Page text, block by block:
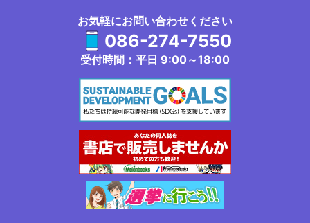
お気軽にお問い合わせください
086-274-7550
受付時間：平日 9:00～18:00